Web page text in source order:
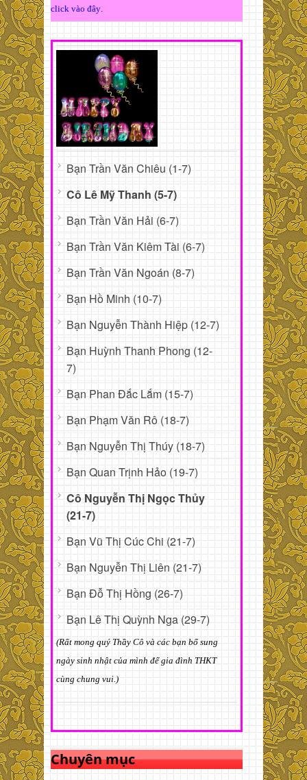
click vào đây.
Bạn Trần Văn Chiêu (1-7)
Cô Lê Mỹ Thanh (5-7)
Bạn Trần Văn Hải (6-7)
Bạn Trần Văn Kiêm Tài (6-7)
Bạn Trần Văn Ngoán (8-7)
Bạn Hồ Minh (10-7)
Bạn Nguyễn Thành Hiệp (12-7)
Bạn Huỳnh Thanh Phong (12-
7)
Bạn Phan Đắc Lắm (15-7)
Bạn Phạm Văn Rô (18-7)
Bạn Nguyễn Thị Thúy (18-7)
Bạn Quan Trịnh Hảo (19-7)
Cô Nguyễn Thị Ngọc Thủy
(21-7)
Bạn Vũ Thị Cúc Chi (21-7)
Bạn Nguyễn Thị Liên (21-7)
Bạn Đỗ Thị Hồng (26-7)
Bạn Lê Thị Quỳnh Nga (29-7)
(Rất mong quý Thầy Cô và các bạn bổ sung
ngày sinh nhật của mình để gia đình THKT
cùng chung vui.)
Chuyên mục